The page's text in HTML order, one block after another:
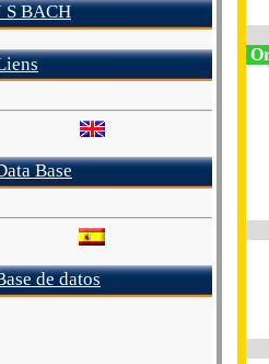
S BACH
Base
de datos